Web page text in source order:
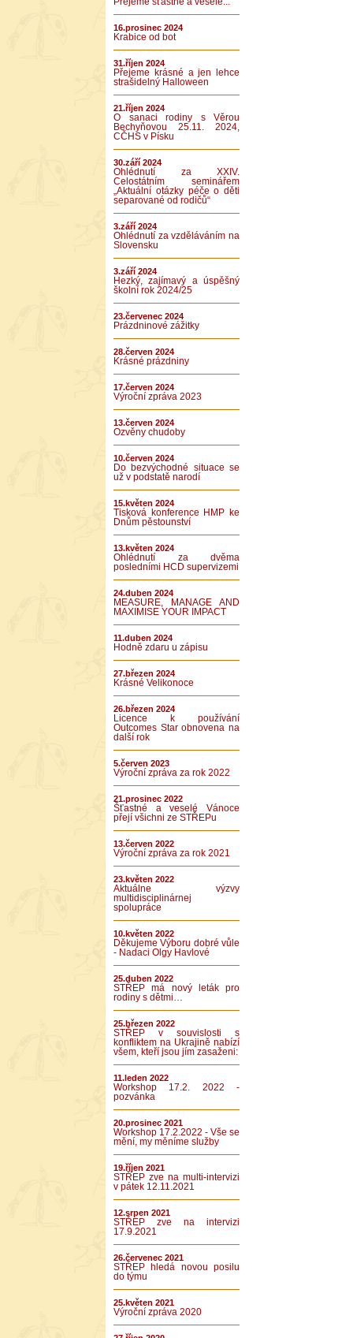
16.prosinec 2024
Krabice od bot
31.říjen 2024
Přejeme krásné a jen lehce
strašidelný Halloween
21.říjen 2024
O sanaci rodiny s Věrou
Bechyňovou 25.11. 2024,
CČHS v Písku
30.září 2024
Ohlédnutí za XXIV.
Celostátním seminářem
„Aktuální otázky péče o děti
separované od rodičů“
3.září 2024
Ohlédnutí za vzděláváním na
Slovensku
3.září 2024
Hezký, zajímavý a úspěšný
školní rok 2024/25
23.červenec 2024
Prázdninové zážitky
28.červen 2024
Krásné prázdniny
17.červen 2024
Výroční zpráva 2023
13.červen 2024
Ozvěny chudoby
10.červen 2024
Do bezvýchodné situace se
už v podstatě narodí
15.květen 2024
Tisková konference HMP ke
Dnům pěstounství
13.květen 2024
Ohlédnutí za dvěma
posledními HCD supervizemi
24.duben 2024
MEASURE, MANAGE AND
MAXIMISE YOUR IMPACT
11.duben 2024
Hodně zdaru u zápisu
27.březen 2024
Krásné Velikonoce
26.březen 2024
Licence k používání
Outcomes Star obnovena na
další rok
5.červen 2023
Výroční zpráva za rok 2022
21.prosinec 2022
Šťastné a veselé Vánoce
přejí všichni ze STŘEPu
13.červen 2022
Výroční zpráva za rok 2021
23.květen 2022
Aktuálne výzvy
multidisciplinárnej
spolupráce
10.květen 2022
Děkujeme Výboru dobré vůle
- Nadaci Olgy Havlové
25.duben 2022
STŘEP má nový leták pro
rodiny s dětmi…
25.březen 2022
STŘEP v souvislosti s
konfliktem na Ukrajině nabízí
všem, kteří jsou jím zasaženi:
11.leden 2022
Workshop 17.2. 2022 -
pozvánka
20.prosinec 2021
Workshop 17.2.2022 - Vše se
mění, my měníme služby
19.říjen 2021
STŘEP zve na multi-intervizi
v pátek 12.11.2021
12.srpen 2021
STŘEP zve na intervizi
17.9.2021
26.červenec 2021
STŘEP hledá novou posilu
do týmu
25.květen 2021
Výroční zpráva 2020